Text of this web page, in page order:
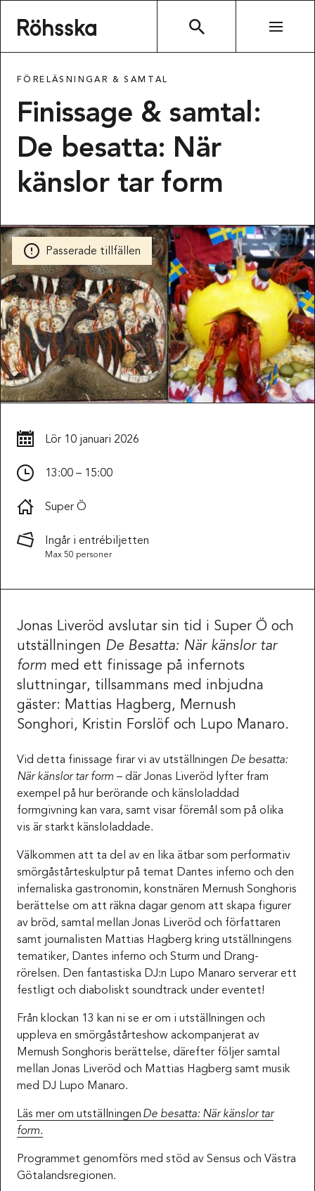
FÖRELÄSNINGAR & SAMTAL
Finissage & samtal:
De besatta: När
känslor tar form
Passerade tillfällen
Lör 10 januari 2026
13:00 – 15:00
Super Ö
Ingår i entrébiljetten
Max 50 personer
Jonas Liveröd avslutar sin tid i Super Ö och
utställningen De Besatta: När känslor tar
form med ett finissage på infernots
sluttningar, tillsammans med inbjudna
gäster: Mattias Hagberg, Mernush
Songhori, Kristin Forslöf och Lupo Manaro.
Vid detta finissage firar vi av utställningen De besatta:
När känslor tar form – där Jonas Liveröd lyfter fram
exempel på hur berörande och känsloladdad
formgivning kan vara, samt visar föremål som på olika
vis är starkt känsloladdade.
Välkommen att ta del av en lika ätbar som performativ
smörgåstårteskulptur på temat Dantes inferno och den
infernaliska gastronomin, konstnären Mernush Songhoris
berättelse om att räkna dagar genom att skapa figurer
av bröd, samtal mellan Jonas Liveröd och författaren
samt journalisten Mattias Hagberg kring utställningens
tematiker, Dantes inferno och Sturm und Drang-
rörelsen. Den fantastiska DJ:n Lupo Manaro serverar ett
festligt och diaboliskt soundtrack under eventet!
Från klockan 13 kan ni se er om i utställningen och
uppleva en smörgåstårteshow ackompanjerat av
Mernush Songhoris berättelse, därefter följer samtal
mellan Jonas Liveröd och Mattias Hagberg samt musik
med DJ Lupo Manaro.
Läs mer om utställningen De besatta: När känslor tar
form.
Programmet genomförs med stöd av Sensus och Västra
Götalandsregionen.